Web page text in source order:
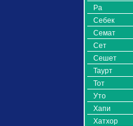
Ра
Себек
Семат
Сет
Сешет
Таурт
Тот
Уто
Хапи
Хатхор